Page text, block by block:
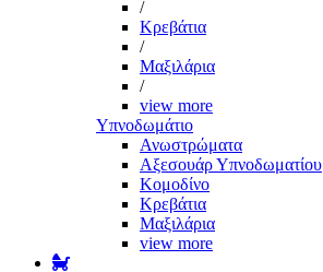
/
Κρεβάτια
/
Μαξιλάρια
/
view more
Υπνοδωμάτιο
Ανωστρώματα
Αξεσουάρ Υπνοδωματίου
Κομοδίνο
Κρεβάτια
Μαξιλάρια
view more